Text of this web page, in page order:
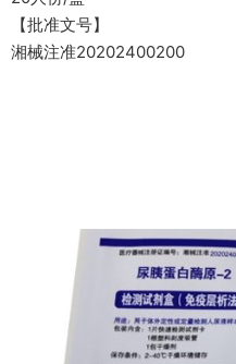
【批准文号】
湘械注准20202400200